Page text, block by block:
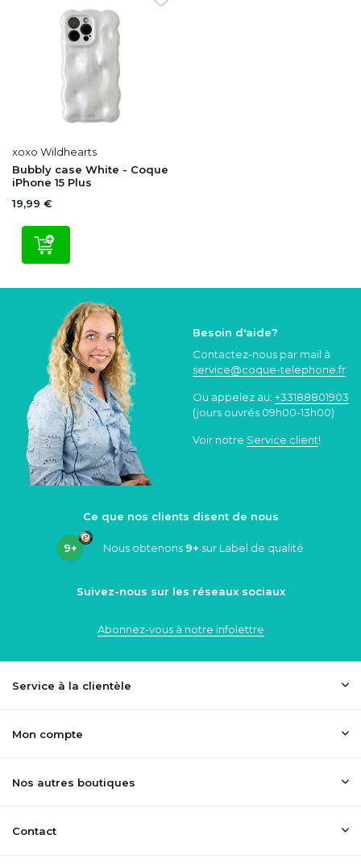
xoxo Wildhearts
Bubbly case White - Coque
iPhone 15 Plus
19,99 €
Besoin d'aide?
Contactez-nous par mail à
service@coque-telephone.fr
Ou appelez au: +33188801903
(jours ouvrés 09h00-13h00)
Voir notre Service client!
Ce que nos clients disent de nous
9+ Nous obtenons 9+ sur Label de qualité
Suivez-nous sur les réseaux sociaux
Abonnez-vous à notre infolettre
Service à la clientèle
Mon compte
Nos autres boutiques
Contact